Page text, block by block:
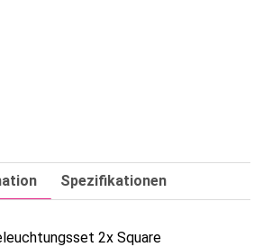
Spezifikationen
2x Square